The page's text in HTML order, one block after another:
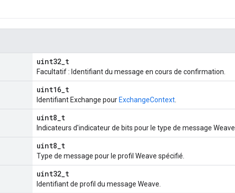
uint32_t
Facultatif : Identifiant du message en cours de confirmation.
uint16_t
Identifiant Exchange pour ExchangeContext
uint8_t
Indicateurs d'indicateur de bits pour le type de message Weave.
uint8_t
Type de message pour le profil Weave spécifié.
uint32_t
Identifiant de profil du message Weave.